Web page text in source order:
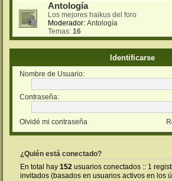
Antología
Los mejores haikus del foro
Moderador: Antología
Temas: 16
Identificarse
Nombre de Usuario:
Contraseña:
Olvidé mi contraseña
¿Quién está conectado?
En total hay 152 usuarios conectados :: 1
invitados (basados en usuarios activos en los